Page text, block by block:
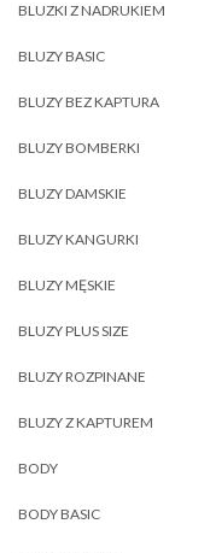
BLUZKI Z NADRUKIEM
BLUZY BASIC
BLUZY BEZ KAPTURA
BLUZY BOMBERKI
BLUZY DAMSKIE
BLUZY KANGURKI
BLUZY MĘSKIE
BLUZY PLUS SIZE
BLUZY ROZPINANE
BLUZY Z KAPTUREM
BODY
BODY BASIC